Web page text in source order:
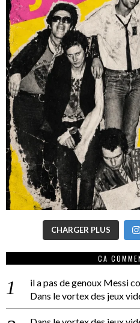
CHARGER PLUS
CA
il a pas de genoux Messi
Dans le vortex des jeux